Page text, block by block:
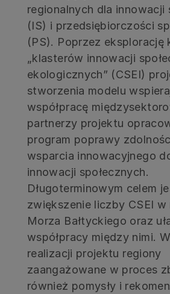
regionalnych dla innowacji
(IS) i przedsiębiorczości
(PS). Poprzez eksplorację
„klasterów innowacji
ekologicznych” (CSEI)
stworzenia modelu
współpracę
partnerzy projektu
program poprawy
wsparcia innowacyjnego
innowacji społecznych.
Długoterminowym celem
zwiększenie liczby CSEI w
Morza Bałtyckiego oraz
współpracy między nimi.
realizacji projektu regiony
zaangażowane w proces
również pomysły i